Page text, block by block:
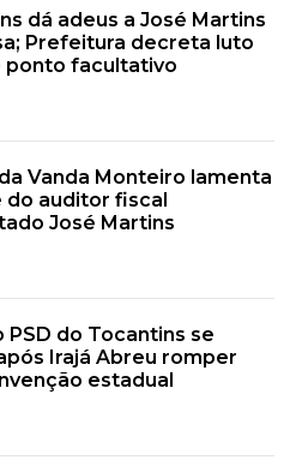
dá adeus a José Martins
Prefeitura decreta luto
ponto facultativo
Vanda Monteiro lamenta
do auditor fiscal
José Martins
PSD do Tocantins se
Irajá Abreu romper
estadual